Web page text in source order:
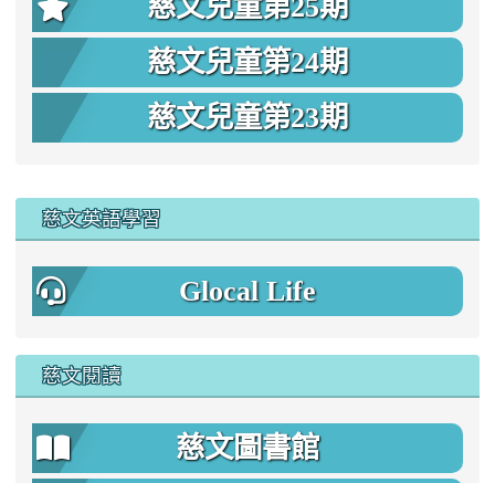
慈文兒童第25期
慈文兒童第24期
慈文兒童第23期
慈文英語學習
Glocal Life
慈文閱讀
慈文圖書館